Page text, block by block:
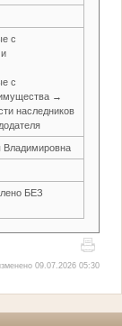
с
с
→
наследников
Владимировна
БЕЗ
09.07.2026 05:30